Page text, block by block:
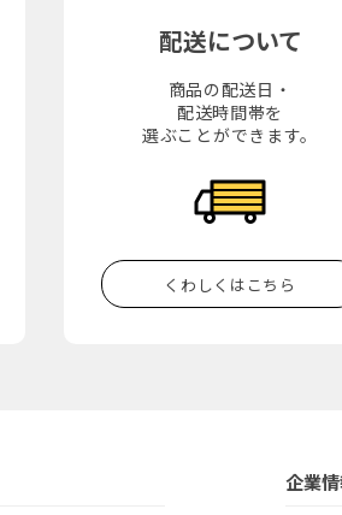
配送について
商品の配送日・
配送時間帯を
選ぶことができます。
くわしくはこちら
企業